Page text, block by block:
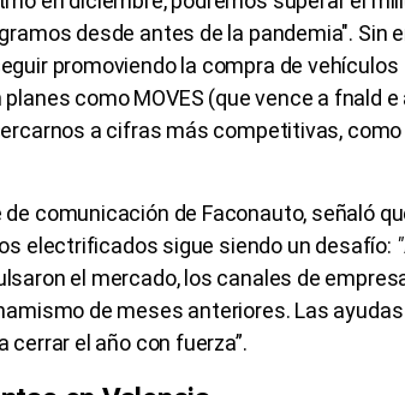
desde antes de la pandemia". Sin
promoviendo la compra de vehículos
como MOVES (que vence a fnald e
a cifras más competitivas, como
comunicación de Faconauto, señaló
electrificados sigue siendo un desafío: "
el mercado, los canales de
de meses anteriores. Las ayudas
el año con fuerza”.